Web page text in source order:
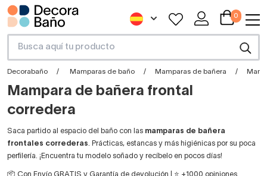
0
Decorabaño Mamparas de baño Mamparas de bañera
Mampara de bañera frontal
corredera
Saca partido al espacio del baño con las mamparas de bañera
frontales correderas. Prácticas, estancas y más higiénicas por su poca
perfilería. ¡Encuentra tu modelo soñado y recíbelo en pocos días!